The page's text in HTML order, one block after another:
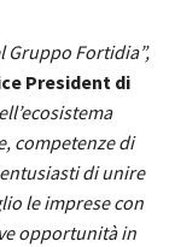
Gruppo Fortidia”,
President di
competenze di
di unire
le imprese con
opportunità in